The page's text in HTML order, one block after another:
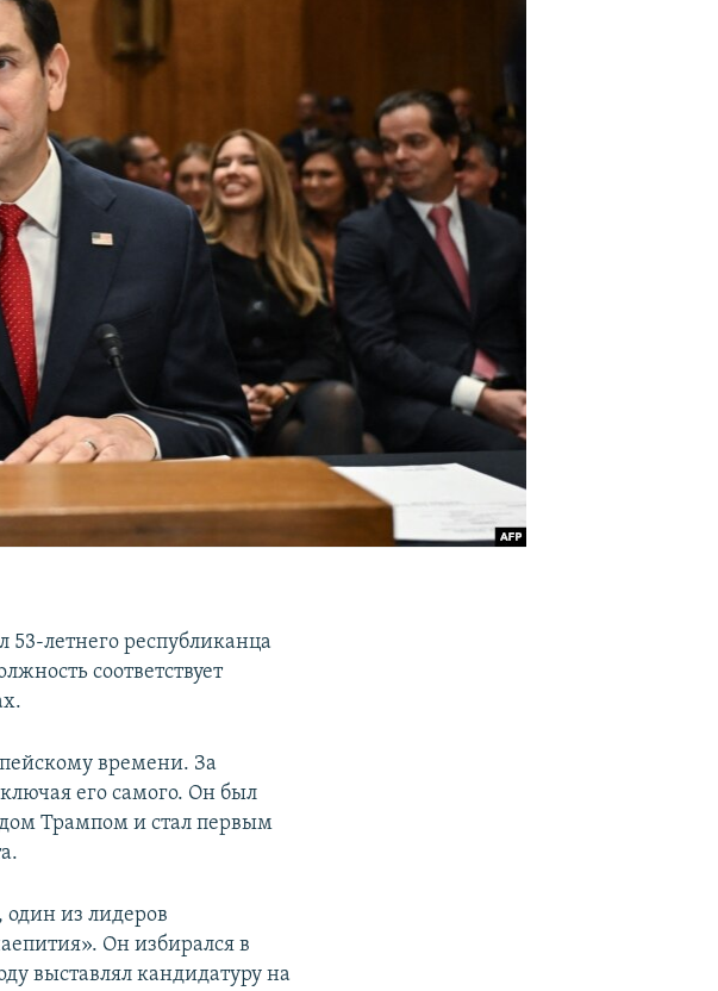
летнего республиканца
соответствует
времени. За
его самого. Он был
Трампом и стал первым
из лидеров
Он избирался в
выставлял кандидатуру на